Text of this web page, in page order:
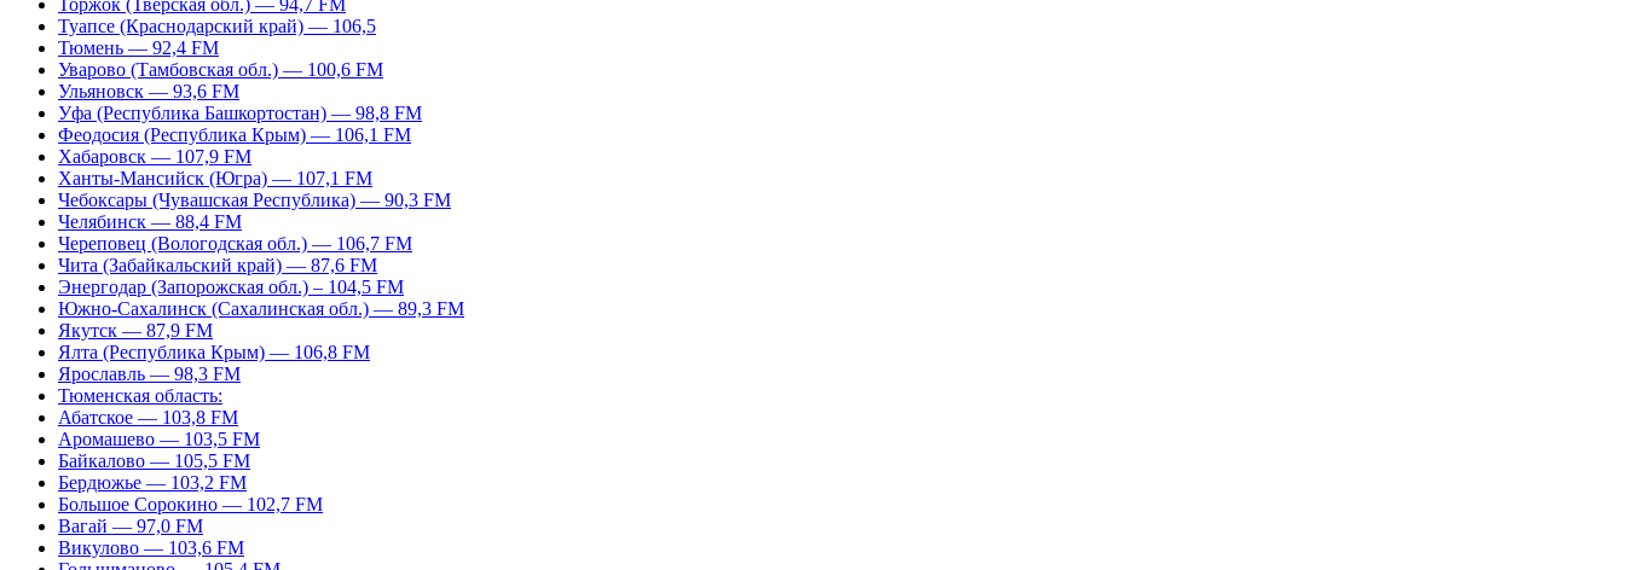
Торжок (Тверская обл.) — 94,7 FM
Туапсе (Краснодарский край) — 106,5
Тюмень — 92,4 FM
Уварово (Тамбовская обл.) — 100,6 FM
Ульяновск — 93,6 FM
Уфа (Республика Башкортостан) — 98,8 FM
Феодосия (Республика Крым) — 106,1 FM
Хабаровск — 107,9 FM
Ханты-Мансийск (Югра) — 107,1 FM
Чебоксары (Чувашская Республика) — 90,3 FM
Челябинск — 88,4 FM
Череповец (Вологодская обл.) — 106,7 FM
Чита (Забайкальский край) — 87,6 FM
Энергодар (Запорожская обл.) – 104,5 FM
Южно-Сахалинск (Сахалинская обл.) — 89,3 FM
Якутск — 87,9 FM
Ялта (Республика Крым) — 106,8 FM
Ярославль — 98,3 FM
Тюменская область:
Абатское — 103,8 FM
Аромашево — 103,5 FM
Байкалово — 105,5 FM
Бердюжье — 103,2 FM
Большое Сорокино — 102,7 FM
Вагай — 97,0 FM
Викулово — 103,6 FM